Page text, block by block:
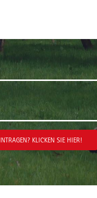
KLICKEN SIE HIER!